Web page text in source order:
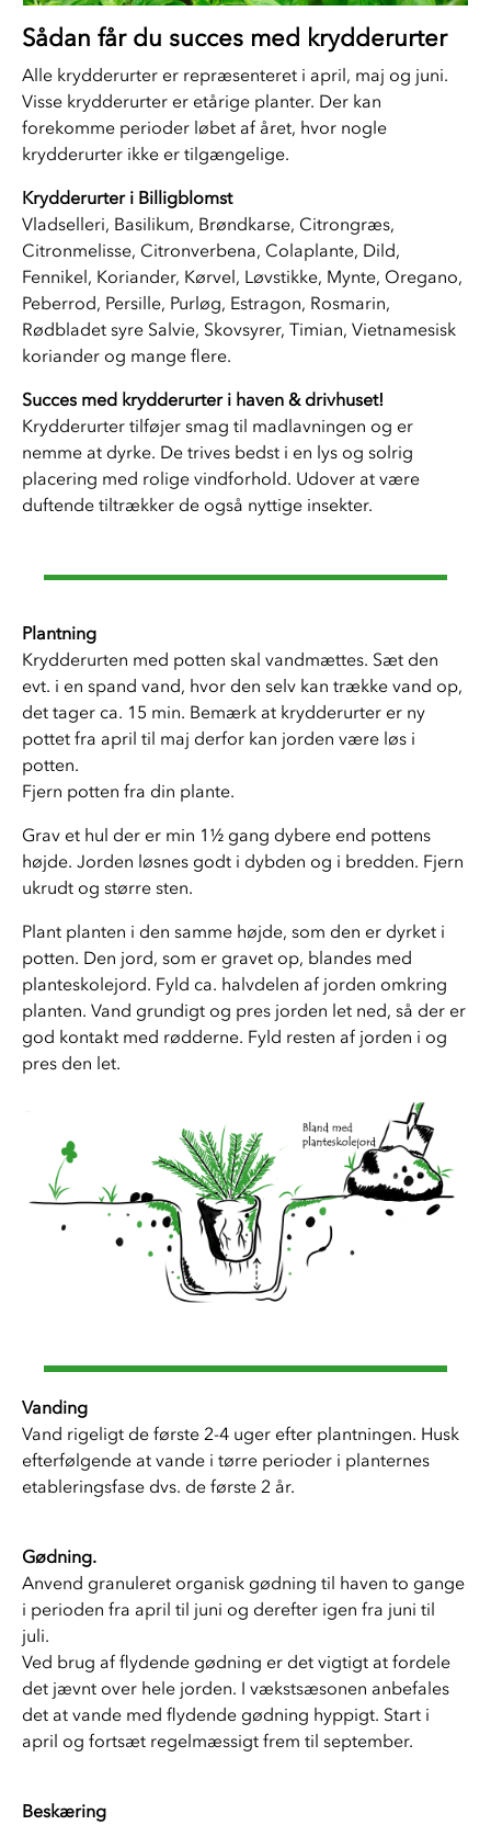
Sådan får du succes med krydderurter
Alle krydderurter er repræsenteret i april, maj og juni.
Visse krydderurter er etårige planter. Der kan
forekomme perioder løbet af året, hvor nogle
krydderurter ikke er tilgængelige.
Krydderurter i Billigblomst
Vladselleri, Basilikum, Brøndkarse, Citrongræs,
Citronmelisse, Citronverbena, Colaplante, Dild,
Fennikel, Koriander, Kørvel, Løvstikke, Mynte, Oregano,
Peberrod, Persille, Purløg, Estragon, Rosmarin,
Rødbladet syre Salvie, Skovsyrer, Timian, Vietnamesisk
koriander og mange flere.
Succes med krydderurter i haven & drivhuset!
Krydderurter tilføjer smag til madlavningen og er
nemme at dyrke. De trives bedst i en lys og solrig
placering med rolige vindforhold. Udover at være
duftende tiltrækker de også nyttige insekter.
Plantning
Krydderurten med potten skal vandmættes. Sæt den
evt. i en spand vand, hvor den selv kan trække vand op,
det tager ca. 15 min. Bemærk at krydderurter er ny
pottet fra april til maj derfor kan jorden være løs i
potten.
Fjern potten fra din plante.
Grav et hul der er min 1½ gang dybere end pottens
højde. Jorden løsnes godt i dybden og i bredden. Fjern
ukrudt og større sten.
Plant planten i den samme højde, som den er dyrket i
potten. Den jord, som er gravet op, blandes med
planteskolejord. Fyld ca. halvdelen af jorden omkring
planten. Vand grundigt og pres jorden let ned, så der er
god kontakt med rødderne. Fyld resten af jorden i og
pres den let.
Vanding
Vand rigeligt de første 2-4 uger efter plantningen. Husk
efterfølgende at vande i tørre perioder i planternes
etableringsfase dvs. de første 2 år.
Gødning.
Anvend granuleret organisk gødning til haven to gange
i perioden fra april til juni og derefter igen fra juni til
juli.
Ved brug af flydende gødning er det vigtigt at fordele
det jævnt over hele jorden. I vækstsæsonen anbefales
det at vande med flydende gødning hyppigt. Start i
april og fortsæt regelmæssigt frem til september.
Beskæring